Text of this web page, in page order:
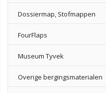
Dossiermap, Stofmappen
FourFlaps
Museum Tyvek
Overige bergingsmaterialen